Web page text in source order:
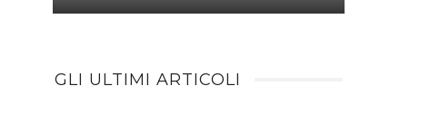
GLI ULTIMI ARTICOLI